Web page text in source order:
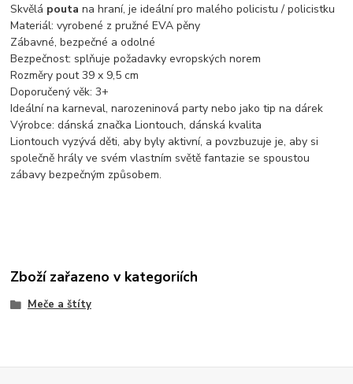
Skvělá pouta na hraní, je ideální pro malého policistu / policistku
Materiál: vyrobené z pružné EVA pěny
Zábavné, bezpečné a odolné
Bezpečnost: splňuje požadavky evropských norem
Rozměry pout 39 x 9,5 cm
Doporučený věk: 3+
Ideální na karneval, narozeninová party nebo jako tip na dárek
Výrobce: dánská značka Liontouch, dánská kvalita
Liontouch vyzývá děti, aby byly aktivní, a povzbuzuje je, aby si
společně hrály ve svém vlastním světě fantazie se spoustou
zábavy bezpečným způsobem.
Zboží zařazeno v kategoriích
Meče a štíty